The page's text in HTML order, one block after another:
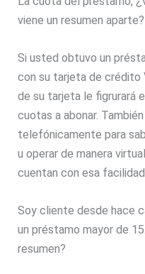
viene un resumen aparte?
Si usted obtuvo un
con su tarjeta de crédito
de su tarjeta le figrurará
cuotas a abonar.
telefónicamente para
u operar de manera
cuentan con esa
Soy cliente desde hace
un préstamo mayor de
resumen?